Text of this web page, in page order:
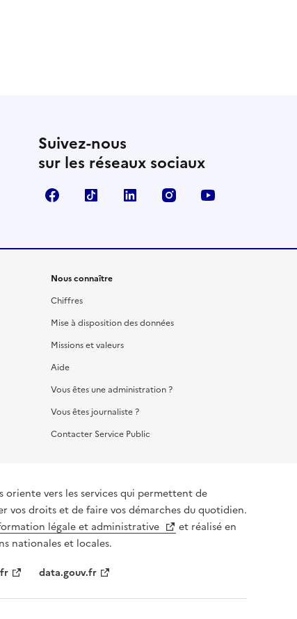
Suivez-nous
sur les réseaux sociaux
FacebookTikTok LinkedIn Instagram
Nous connaître
Chiffres
Mise à disposition des données
Missions et valeurs
Aide
Vous êtes une administration ?
Vous êtes journaliste ?
Contacter Service Public
oriente vers les services qui permettent de
vos droits et de faire vos démarches du quotidien.
légale et administrative
et réalisé en
nationales et locales.
data.gouv.fr